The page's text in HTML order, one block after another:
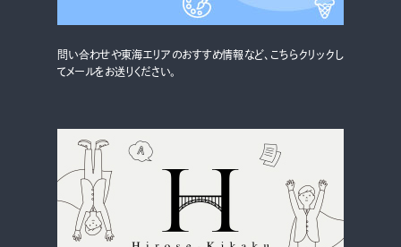
お問い合わせ
検索する
CLOSE
問い合わせや東海エリアのおすすめ情報など、こちらクリックし
てメールをお送りください。